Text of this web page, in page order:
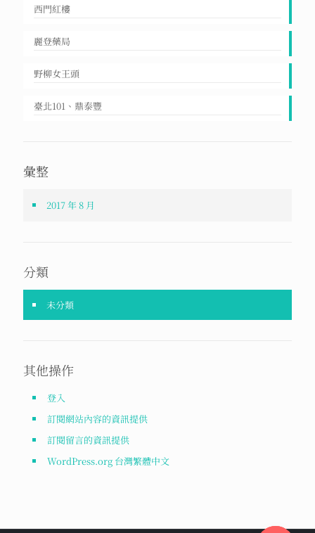
西門紅樓
麗登藥局
野柳女王頭
臺北101、鼎泰豐
彙整
2017 年 8 月
分類
未分類
其他操作
登入
訂閱網站內容的資訊提供
訂閱留言的資訊提供
WordPress.org 台灣繁體中文